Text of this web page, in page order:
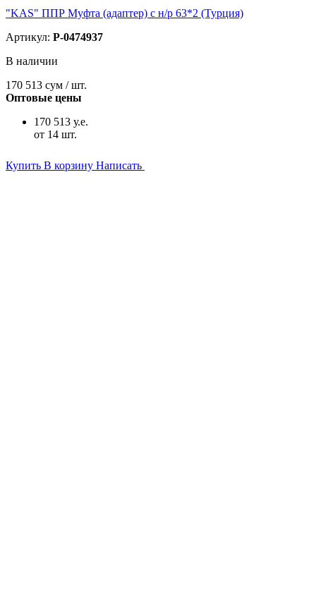
"KAS" ППР Муфта (адаптер) с н/р 63*2 (Турция)
Артикул: P-0474937
В наличии
170 513 сум / шт.
Оптовые цены
170 513 у.е.
от 14 шт.
Купить В корзину Написать